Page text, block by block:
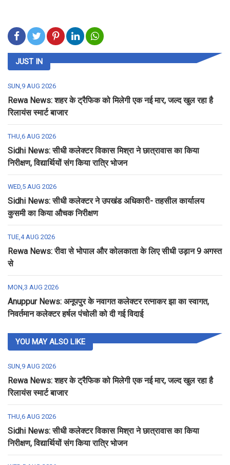
JUST IN
SUN,9 AUG 2026
Rewa News: शहर के ट्रैफिक को मिलेगी एक नई मार, जल्द खुल रहा है
रिलायंस स्मार्ट बाजार
THU,6 AUG 2026
Sidhi News: सीधी कलेक्टर विकास मिश्रा ने छात्रावास का किया
निरीक्षण, विद्यार्थियों संग किया रात्रि भोजन
WED,5 AUG 2026
Sidhi News: सीधी कलेक्टर ने उपखंड अधिकारी- तहसील कार्यालय
कुसमी का किया औचक निरीक्षण
TUE,4 AUG 2026
Rewa News: रीवा से भोपाल और कोलकाता के लिए सीधी उड़ान 9 अगस्त
से
MON,3 AUG 2026
Anuppur News: अनूपपुर के नवागत कलेक्टर रत्नाकर झा का स्वागत,
निवर्तमान कलेक्टर हर्षल पंचोली को दी गई विदाई
YOU MAY ALSO LIKE
SUN,9 AUG 2026
Rewa News: शहर के ट्रैफिक को मिलेगी एक नई मार, जल्द खुल रहा है
रिलायंस स्मार्ट बाजार
THU,6 AUG 2026
Sidhi News: सीधी कलेक्टर विकास मिश्रा ने छात्रावास का किया
निरीक्षण, विद्यार्थियों संग किया रात्रि भोजन